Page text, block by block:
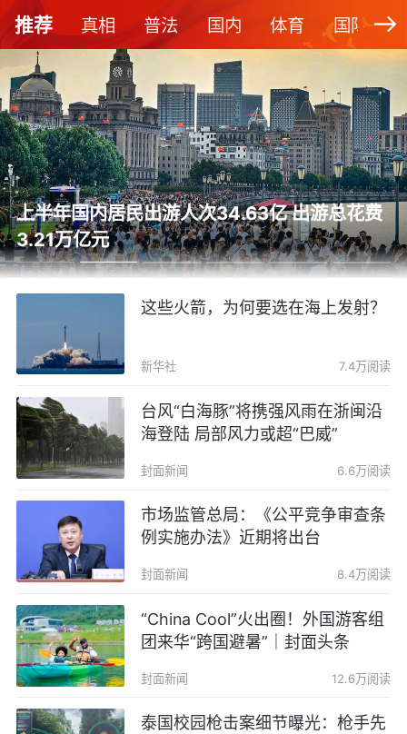
推荐 真相 普法 国内 体育 国际
上半年国内居民出游人次34.63亿 出游总花费
3.21万亿元
这些火箭，为何要选在海上发射？
新华社 7.4万阅读
台风“白海豚”将携强风雨在浙闽沿
海登陆 局部风力或超“巴威”
封面新闻 6.6万阅读
市场监管总局：《公平竞争审查条
例实施办法》近期将出台
封面新闻 8.4万阅读
“China Cool”火出圈！外国游客组
团来华“跨国避暑”｜封面头条
封面新闻 12.6万阅读
泰国校园枪击案细节曝光：枪手先